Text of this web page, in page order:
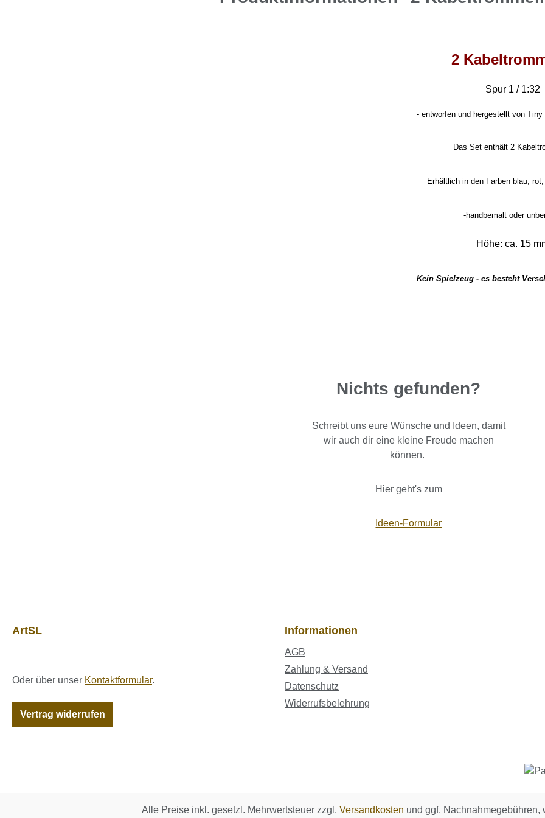
2
Spur 1 / 1:32
- entworfen und hergestellt von Tiny
Das Set enthält 2
Erhältlich in den Farben blau,
-handbemalt oder
Höhe: ca. 15
Kein Spielzeug - es besteht
Nichts gefunden?
Schreibt uns eure Wünsche und Ideen, damit
wir auch dir eine kleine Freude machen
können.
Hier geht's zum
Ideen-Formular
ArtSL
Oder über unser Kontaktformular.
Vertrag widerrufen
Informationen
AGB
Zahlung & Versand
Datenschutz
Widerrufsbelehrung
Alle Preise inkl. gesetzl. Mehrwertsteuer zzgl. Versandkosten und ggf.